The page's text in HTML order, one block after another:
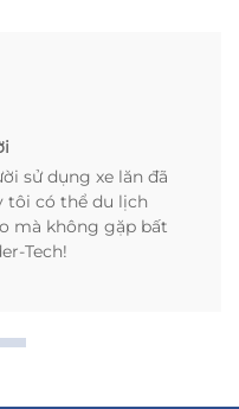
sử dụng xe lăn đã
tôi có thể du lịch
mà không gặp bất
Tech!